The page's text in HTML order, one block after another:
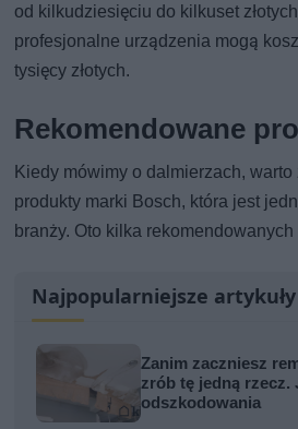
od kilkudziesięciu do kilkuset
profesjonalne urządzenia mogą
tysięcy złotych.
Rekomendowane
Kiedy mówimy o dalmierzach,
produkty marki Bosch, która jest
branży. Oto kilka
Najpopularniejsze artykuły
Zanim zaczniesz
zrób tę jedną rzecz.
odszkodowania